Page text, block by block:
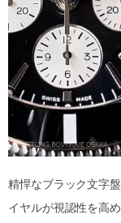
精悍なブラック文字
イヤルが視認性を高